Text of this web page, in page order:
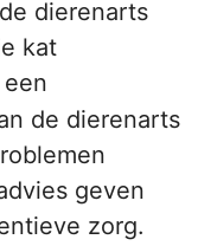
dierenarts
kat
de dierenarts
geven
zorg.